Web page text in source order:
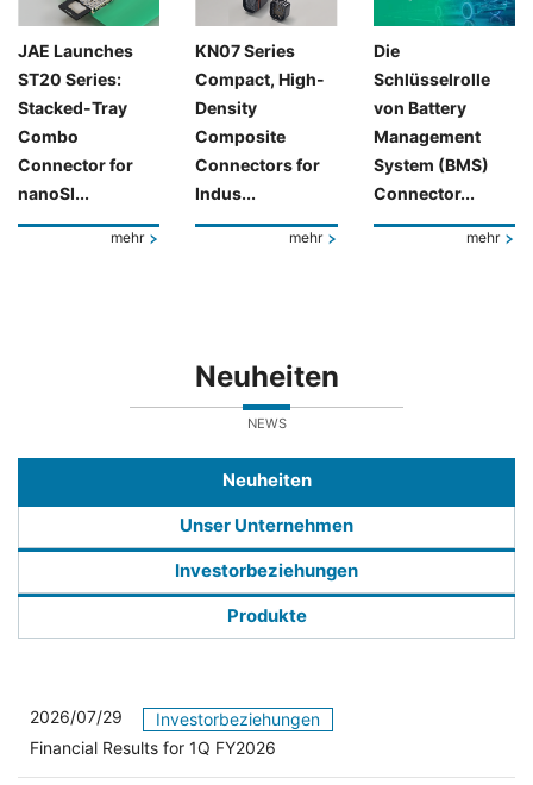
JAE Launches
ST20 Series:
Stacked-Tray
Combo
Connector for
nanoSI...
mehr
KN07 Series
Compact, High-
Density
Composite
Connectors for
Indus...
mehr
Die
Schlüsselrolle
von Battery
Management
System (BMS)
Connector...
mehr
Neuheiten
NEWS
Neuheiten
Unser Unternehmen
Investorbeziehungen
Produkte
2026/07/29
Investorbeziehungen
Financial Results for 1Q FY2026